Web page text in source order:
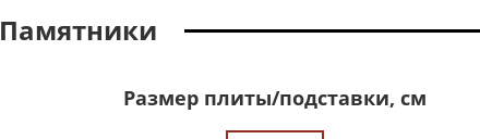
Памятники
Размер плиты/подставки, см